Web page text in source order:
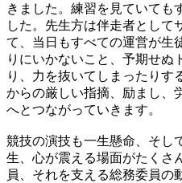
きました。練習を見ていても
した。先生方は伴走者として
て、当日もすべての運営が生
りにいかないこと、予期せぬ
り、力を抜いてしまったりす
からの厳しい指摘、励まし、
へとつながっていきます。
競技の演技も一生懸命、そし
生、心が震える場面がたくさ
員、それを支える総務委員の